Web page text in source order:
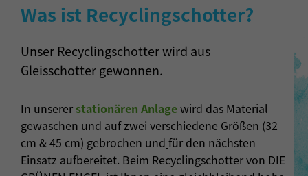
Was ist Recyclingschotter?
Unser Recyclingschotter wird aus
Gleisschotter gewonnen.
In unsererstationären Anlagewird das Material
gewaschen und auf zwei verschiedene Größen (32
cm & 45 cm) gebrochen und für den nächsten
Einsatz aufbereitet. Beim Recyclingschotter von DIE